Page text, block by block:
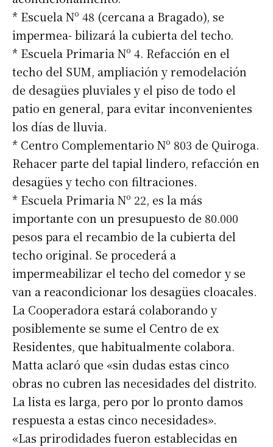
Suscribirme gratis
Dirección de correo electrónico *
Nombre
* Escuela Nº 48 (cercana a Bragado), se
impermea- bilizará la cubierta del techo.
* Escuela Primaria Nº 4. Refacción en el
techo del SUM, ampliación y remodelación
de desagües pluviales y el piso de todo el
patio en general, para evitar inconvenientes
los días de lluvia.
* Centro Complementario Nº 803 de Quiroga.
Rehacer parte del tapial lindero, refacción en
desagües y techo con filtraciones.
* Escuela Primaria Nº 22, es la más
importante con un presupuesto de 80.000
pesos para el recambio de la cubierta del
techo original. Se procederá a
impermeabilizar el techo del comedor y se
van a reacondicionar los desagües cloacales.
La Cooperadora estará colaborando y
posiblemente se sume el Centro de ex
Residentes, que habitualmente colabora.
Matta aclaró que «sin dudas estas cinco
obras no cubren las necesidades del distrito.
La lista es larga, pero por lo pronto damos
respuesta a estas cinco necesidades».
«Las prirodidades fueron establecidas en